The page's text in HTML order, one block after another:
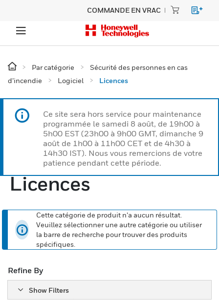
COMMANDE EN VRAC
Par catégorie
Sécurité des personnes en cas
d’incendie
Logiciel Licences
Ce site sera hors service pour maintenance
programmée le samedi 8 août, de 19h00 à
5h00 EST (23h00 à 9h00 GMT, dimanche 9
août de 1h00 à 11h00 CET et de 4h30 à
14h30 IST). Nous vous remercions de votre
patience pendant cette période.
Licences
Cette catégorie de produit n’a aucun résultat.
Veuillez sélectionner une autre catégorie ou utiliser
la barre de recherche pour trouver des produits
spécifiques.
Refine By
Show Filters